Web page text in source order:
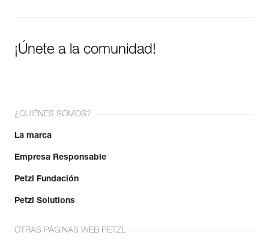
¡Únete a la comunidad!
¿QUIÉNES SOMOS?
La marca
Empresa Responsable
Petzl Fundación
Petzl Solutions
OTRAS PÁGINAS WEB PETZL